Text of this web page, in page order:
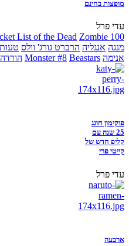
מופצות בחינם
עדי פרל
List of the Dead Zombie 100
מנגה אנגליה הרברט גורג' וולס טעות
אנימה
Monster #8 Beastars
פוקימון חוגג
25 שנה עם
קליפ חדש של
קייטי פרי
עדי פרל
ארבעה